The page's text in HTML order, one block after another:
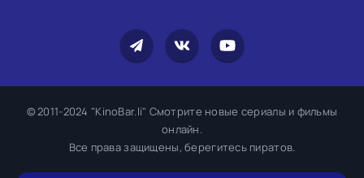
© 2011-2024 "KinoBar.li" Смотрите новые сериалы и фильмы
онлайн.
Все права защищены, берегитесь пиратов.